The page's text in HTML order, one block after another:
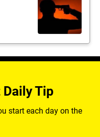
Tip
start each day on the